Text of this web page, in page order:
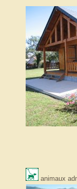
animaux